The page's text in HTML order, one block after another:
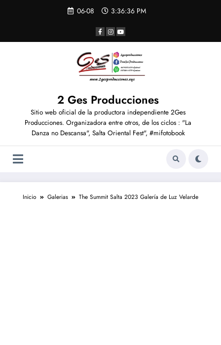
06-08 3:36:36 PM
2 Ges Producciones
Sitio web oficial de la productora independiente 2Ges
Producciones. Organizadora entre otros, de los ciclos : "La
Danza no Descansa", Salta Oriental Fest", #mifotobook
Inicio Galerias The Summit Salta 2023 Galería de Luz Velarde